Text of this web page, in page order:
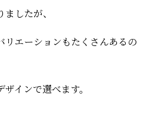
したが、
リエーションもたくさんあるの
インで選べます。